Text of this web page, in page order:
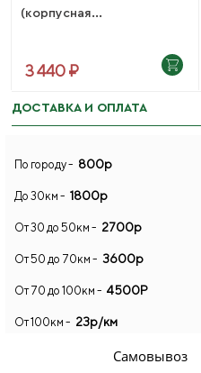
(корпусная...
3 440 ₽
ДОСТАВКА И ОПЛАТА
По городу - 800р
До 30км - 1800р
От 30 до 50км - 2700р
От 50 до 70км - 3600р
От 70 до 100км - 4500Р
От 100км - 23р/км
Самовывоз